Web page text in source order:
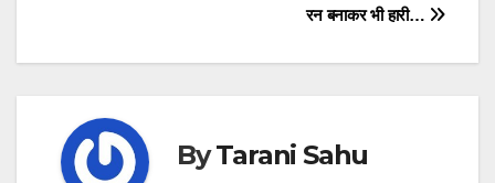
रन बनाकर भी हारी…
ByTarani Sahu